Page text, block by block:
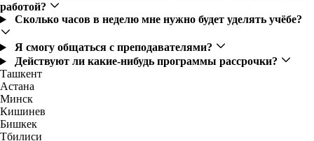
работой?
Сколько часов в неделю мне нужно будет уделять учёбе?
Я смогу общаться с преподавателями?
Действуют ли какие-нибудь программы рассрочки?
Ташкент
Астана
Минск
Кишинев
Бишкек
Тбилиси